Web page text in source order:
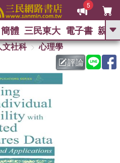
5
GO
簡體 三民東大 電子書 親子
文社科
心理學
評論